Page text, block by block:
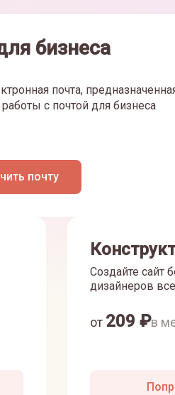
бизнеса
почта,
с почтой для бизнеса
почту
Создайте сайт
дизайнеров
от 209 ₽в